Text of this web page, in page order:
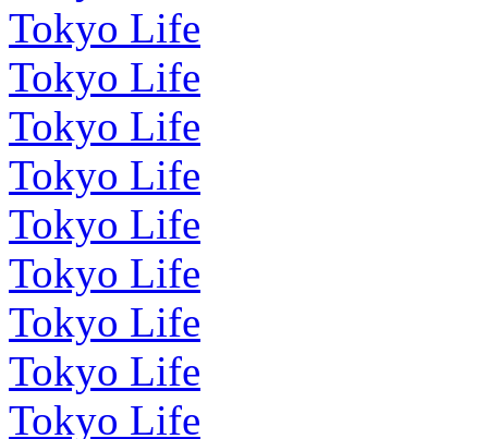
Tokyo Life
Tokyo Life
Tokyo Life
Tokyo Life
Tokyo Life
Tokyo Life
Tokyo Life
Tokyo Life
Tokyo Life